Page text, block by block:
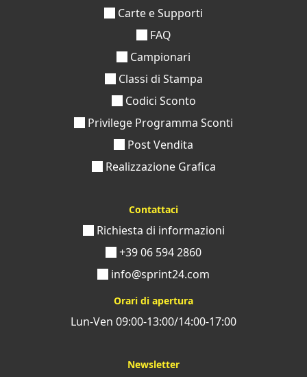
Carte e Supporti
FAQ
Campionari
Classi di Stampa
Codici Sconto
Privilege Programma Sconti
Post Vendita
Realizzazione Grafica
Contattaci
Richiesta di informazioni
+39 06 594 2860
info@sprint24.com
Orari di apertura
Lun-Ven 09:00-13:00/14:00-17:00
Newsletter